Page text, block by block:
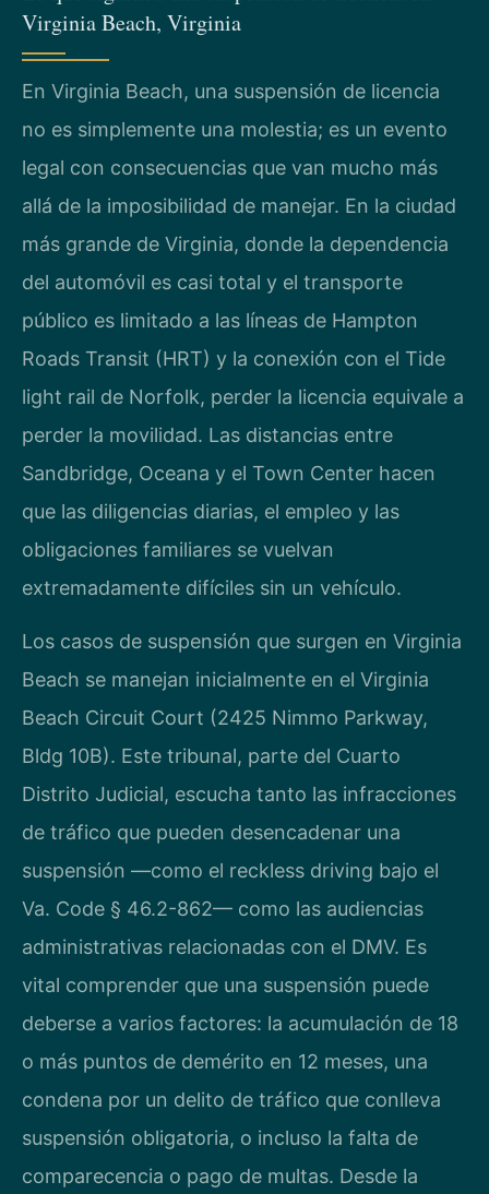
Virginia Beach, Virginia
En Virginia Beach, una suspensión de licencia
no es simplemente una molestia; es un evento
legal con consecuencias que van mucho más
allá de la imposibilidad de manejar. En la ciudad
más grande de Virginia, donde la dependencia
del automóvil es casi total y el transporte
público es limitado a las líneas de Hampton
Roads Transit (HRT) y la conexión con el Tide
light rail de Norfolk, perder la licencia equivale a
perder la movilidad. Las distancias entre
Sandbridge, Oceana y el Town Center hacen
que las diligencias diarias, el empleo y las
obligaciones familiares se vuelvan
extremadamente difíciles sin un vehículo.
Los casos de suspensión que surgen en Virginia
Beach se manejan inicialmente en el Virginia
Beach Circuit Court (2425 Nimmo Parkway,
Bldg 10B). Este tribunal, parte del Cuarto
Distrito Judicial, escucha tanto las infracciones
de tráfico que pueden desencadenar una
suspensión —como el reckless driving bajo el
Va. Code § 46.2-862— como las audiencias
administrativas relacionadas con el DMV. Es
vital comprender que una suspensión puede
deberse a varios factores: la acumulación de 18
o más puntos de demérito en 12 meses, una
condena por un delito de tráfico que conlleva
suspensión obligatoria, o incluso la falta de
comparecencia o pago de multas. Desde la